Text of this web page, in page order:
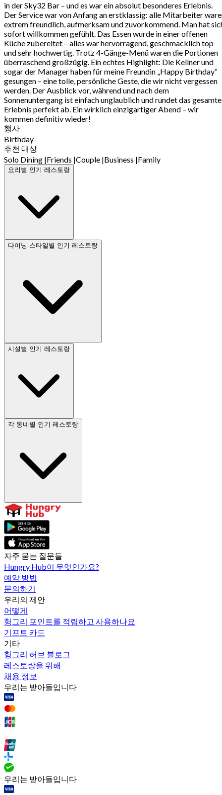
in der Sky32 Bar – und es war ein absolut besonderes Erlebnis.
Der Service war von Anfang an erstklassig: alle Mitarbeiter
extrem freundlich, aufmerksam und zuvorkommend. Man hat
sofort willkommen gefühlt. Das Essen wurde in einer offenen
Küche zubereitet – alles war hervorragend, geschmacklich top
und sehr hochwertig. Trotz 4-Gänge-Menü waren die Portionen
überraschend großzügig. Ein echtes Highlight: Die Kellner und
sogar der Manager haben für meine Freundin „Happy Birthday“
gesungen – eine tolle, persönliche Geste, die wir nicht vergessen
werden. Der Ausblick vor, während und nach dem
Sonnenuntergang ist einfach unglaublich und rundet das gesamte
Erlebnis perfekt ab. Ein wirklich einzigartiger Abend – wir
kommen definitiv wieder!
행사
Birthday
추천 대상
Solo Dining |Friends |Couple |Business |Family
요리별 인기 레스토랑
다이닝 스타일별 인기 레스토랑
시설별 인기 레스토랑
각 동네별 인기 레스토랑
자주 묻는 질문들
Hungry Hub이 무엇인가요?
예약 방법
문의하기
우리의 제안
어떻게
헝그리 포인트를 적립하고 사용하나요
기프트 카드
기타
헝그리 허브 블로그
레스토랑을 위해
채용 정보
우리는 받아들입니다
우리는 받아들입니다